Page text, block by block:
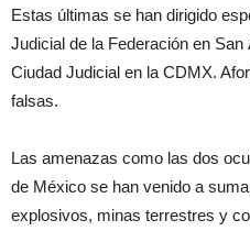
Estas últimas se han dirigido
Judicial de la Federación en
Ciudad Judicial en la CDMX.
falsas.
Las amenazas como las dos
de México se han venido a
explosivos, minas terrestres y